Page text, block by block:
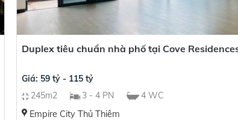
Duplex tiêu chuẩn nhà phố tại Cove
Giá: 59 tỷ - 115 tỷ
245m2
3 - 4 PN
4 WC
Empire City Thủ Thiêm